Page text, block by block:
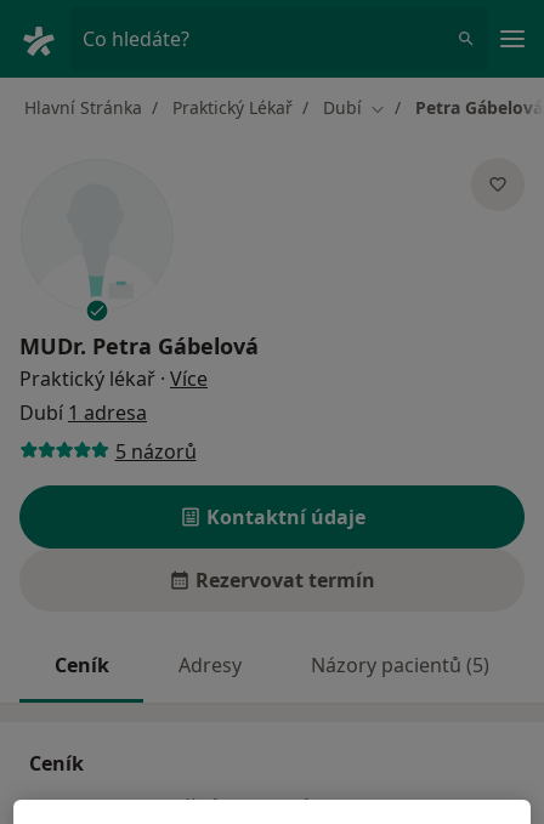
Co hledáte?
Hlavní Stránka Praktický Lékař Dubí Změna města
Petra Gábelová
MUDr. Petra Gábelová
Praktický lékař · Více
Dubí 1 adresa
5 názorů
Kontaktní údaje
Rezervovat termín
Ceník Adresy Názory pacientů (5)
Ceník
Informace o službách a cenách nejsou k dispozici